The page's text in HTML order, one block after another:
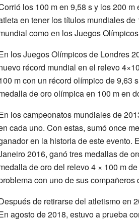
los 100 m en 9,58 s y los 200
en tener los títulos mundiales
como en los Juegos
los Juegos Olímpicos de Londres
récord mundial en el relevo
m con un récord olímpico de 9,63
de oro olímpica en 100 m en
los campeonatos mundiales de
cada uno. Con estas, sumó once
en la historia de este evento.
2016, ganó tres medallas de
de oro del relevo 4 × 100 m
con uno de sus compañeros
de retirarse del atletismo en
agosto de 2018, estuvo a prueba